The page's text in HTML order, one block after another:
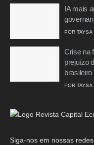
IA mais
POR TAYSA
Crise na
prejuízo
brasileiro
POR TAYSA
Siga-nos em nossas redes